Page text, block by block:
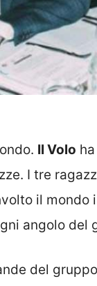
Il Volo
I tre
il mondo
angolo del
del